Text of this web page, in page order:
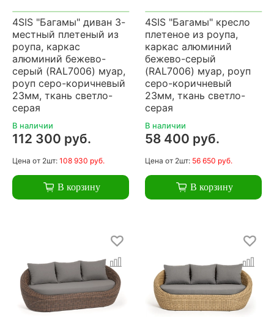
4SIS "Багамы" диван 3-
местный плетеный из
роупа, каркас
алюминий бежево-
серый (RAL7006) муар,
роуп серо-коричневый
23мм, ткань светло-
серая
В наличии
112 300 руб.
Цена от 2шт: 108 930 руб.
В корзину
4SIS "Багамы" кресло
плетеное из роупа,
каркас алюминий
бежево-серый
(RAL7006) муар, роуп
серо-коричневый
23мм, ткань светло-
серая
В наличии
58 400 руб.
Цена от 2шт: 56 650 руб.
В корзину